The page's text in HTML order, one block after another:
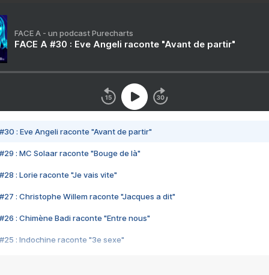
FACE A - un podcast Purecharts
FACE A #30 : Eve Angeli raconte "Avant de partir"
#30 : Eve Angeli raconte "Avant de partir"
#29 : MC Solaar raconte "Bouge de là"
#28 : Lorie raconte "Je vais vite"
#27 : Christophe Willem raconte "Jacques a dit"
#26 : Chimène Badi raconte "Entre nous"
#25 : Indochine raconte "3e sexe"